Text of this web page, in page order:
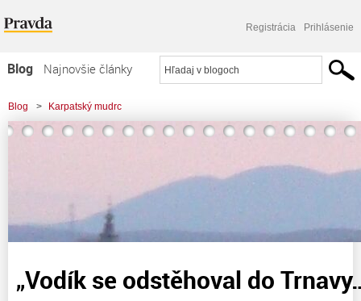
Registrácia Prihlásenie
Blog
Najnovšie články
Najčítanejšie články
Najkomentovanejšie články
Blog > Karpatský mudrc
> "Vodík se odstěhoval do Trnavy...!!!" aneb, že sú vynájdené aj autá a
„Vodík se odstěhoval do